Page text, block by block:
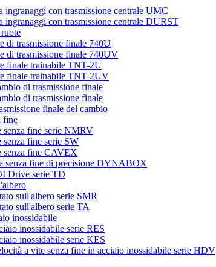
ingranaggi con trasmissione centrale UMC
ingranaggi con trasmissione centrale DURST
di trasmissione finale 740U
di trasmissione finale 740UV
finale trainabile TNT-2U
finale trainabile TNT-2UV
di trasmissione finale
di trasmissione finale
finale del cambio
fine
senza fine serie NMRV
fine serie SW
senza fine CAVEX
senza fine di precisione DYNABOX
Drive serie TD
sull'albero serie SMR
sull'albero serie TA
inossidabile
inossidabile serie RES
inossidabile serie KES
a vite senza fine in acciaio inossidabile serie HDV